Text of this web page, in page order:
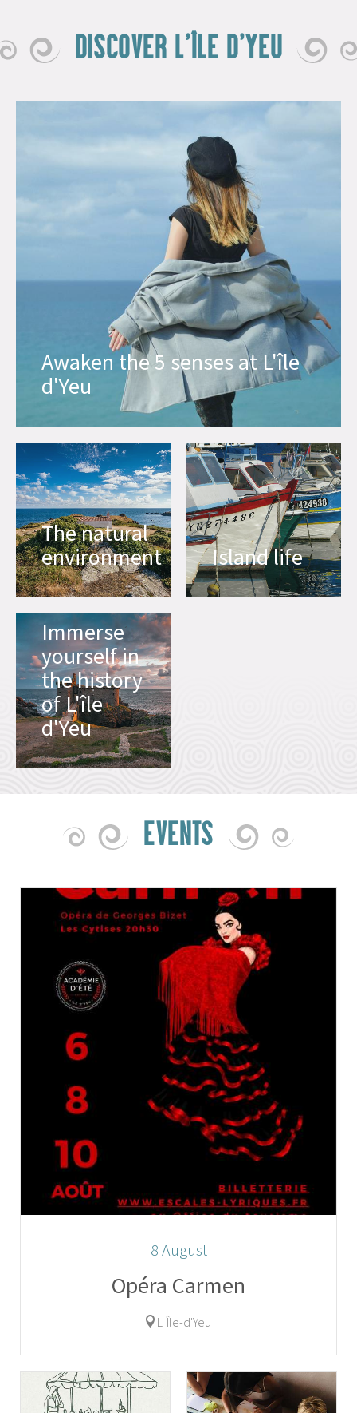
DISCOVER L'ÎLE D'YEU
Awaken the 5 senses at L'île
d'Yeu
The natural
environment
Island life
Immerse
yourself in
the history
of L'île
d'Yeu
EVENTS
8 August
Opéra Carmen
L' Île-d'Yeu